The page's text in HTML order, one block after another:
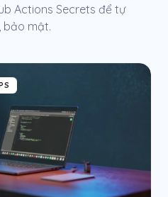
Actions Secrets để tự
bảo mật.